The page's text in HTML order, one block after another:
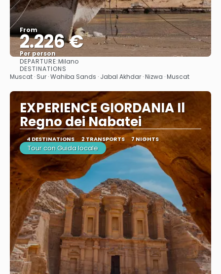
From
2.226 €
Per person
DEPARTURE:Milano
DESTINATIONS
Muscat · Sur · Wahiba Sands · Jabal Akhdar · Nizwa · Muscat
EXPERIENCE GIORDANIA Il
Regno dei Nabatei
4 DESTINATIONS 2 TRANSPORTS 7 NIGHTS
Tour con Guida locale